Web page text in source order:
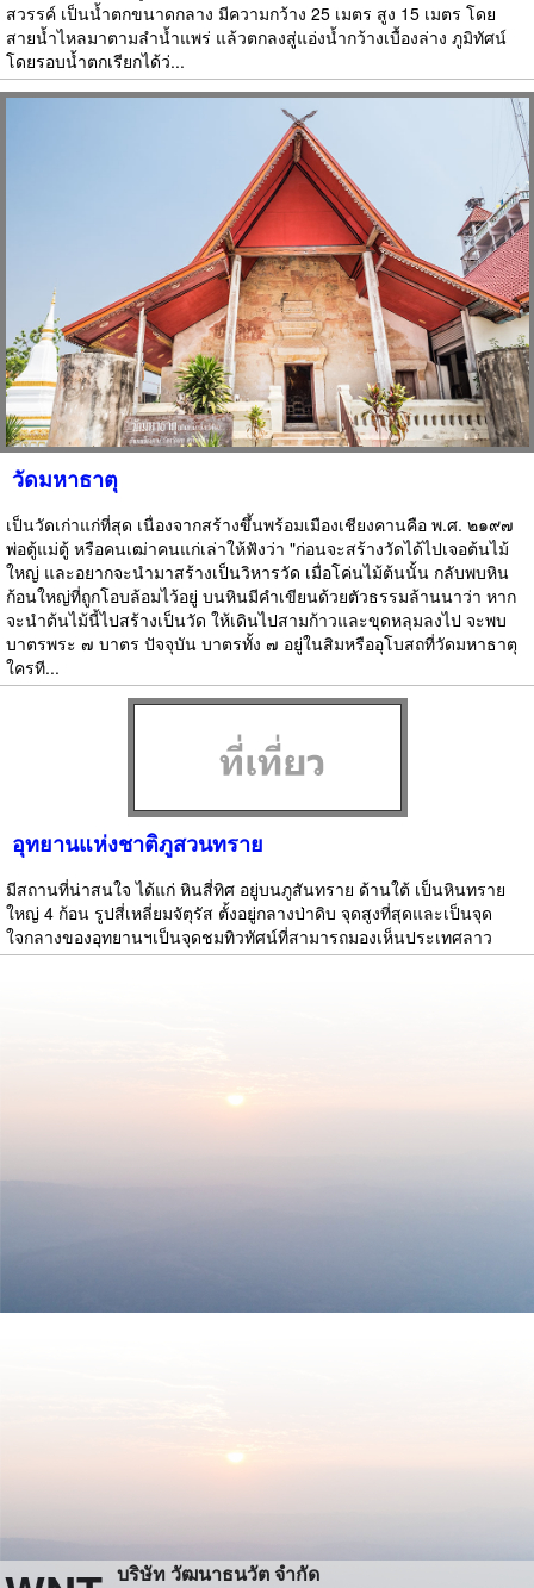
สวรรค์ เป็นน้ำตกขนาดกลาง มีความกว้าง 25 เมตร สูง 15 เมตร โดย
สายน้ำไหลมาตามลำน้ำแพร่ แล้วตกลงสู่แอ่งน้ำกว้างเบื้องล่าง ภูมิทัศน์
โดยรอบน้ำตกเรียกได้ว่...
วัดมหาธาตุ
เป็นวัดเก่าแก่ที่สุด เนื่องจากสร้างขึ้นพร้อมเมืองเชียงคานคือ พ.ศ. ๒๑๙๗
พ่อตู้แม่ตู้ หรือคนเฒ่าคนแก่เล่าให้ฟังว่า "ก่อนจะสร้างวัดได้ไปเจอต้นไม้
ใหญ่ และอยากจะนำมาสร้างเป็นวิหารวัด เมื่อโค่นไม้ต้นนั้น กลับพบหิน
ก้อนใหญ่ที่ถูกโอบล้อมไว้อยู่ บนหินมีคำเขียนด้วยตัวธรรมล้านนาว่า หาก
จะนำต้นไม้นี้ไปสร้างเป็นวัด ให้เดินไปสามก้าวและขุดหลุมลงไป จะพบ
บาตรพระ ๗ บาตร ปัจจุบัน บาตรทั้ง ๗ อยู่ในสิมหรืออุโบสถที่วัดมหาธาตุ
ใครที...
อุทยานแห่งชาติภูสวนทราย
มีสถานที่น่าสนใจ ได้แก่ หินสี่ทิศ อยู่บนภูสันทราย ด้านใต้ เป็นหินทราย
ใหญ่ 4 ก้อน รูปสี่เหลี่ยมจัตุรัส ตั้งอยู่กลางป่าดิบ จุดสูงที่สุดและเป็นจุด
ใจกลางของอุทยานฯเป็นจุดชมทิวทัศน์ที่สามารถมองเห็นประเทศลาว
บริษัท วัฒนาธนวัต จำกัด